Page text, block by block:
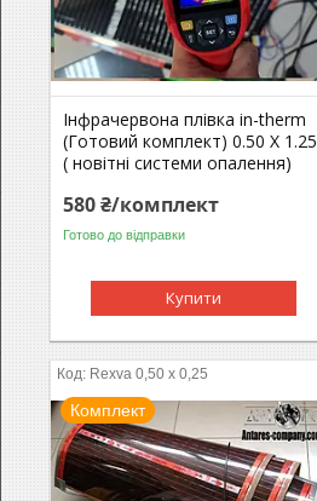
Інфрачервона плівка in-therm
(Готовий комплект) 0.50 Х 1.25
( новітні системи опалення)
580 ₴/комплект
Готово до відправки
Купити
Rexva 0,50 x 0,25
Комплект